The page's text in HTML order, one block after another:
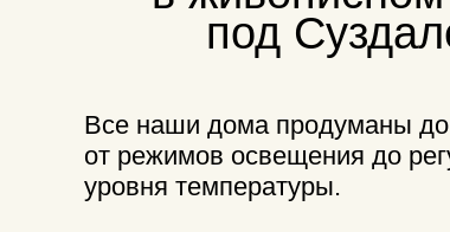
от режимов освещения до регулируемого
уровня температуры.
и лучшее, что дает нам сегодняшний день,
поэтому пространство наполнено
предметами интерьера от актуальных